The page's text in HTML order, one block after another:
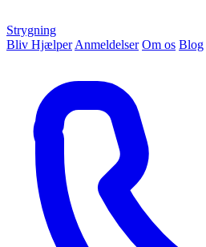
Strygning
Bliv Hjælper Anmeldelser Om os Blog